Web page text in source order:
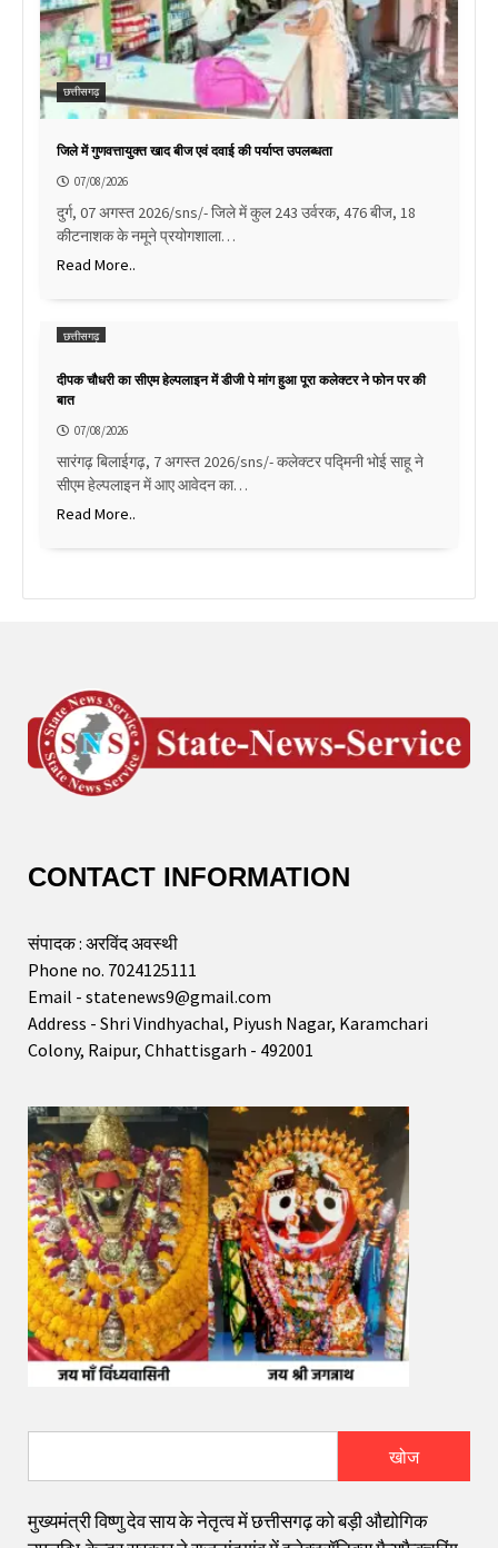
छत्तीसगढ़
जिले में गुणवत्तायुक्त खाद बीज एवं दवाई की पर्याप्त उपलब्धता
07/08/2026
दुर्ग, 07 अगस्त 2026/sns/- जिले में कुल 243 उर्वरक, 476 बीज, 18
कीटनाशक के नमूने प्रयोगशाला…
Read More..
छत्तीसगढ़
दीपक चौधरी का सीएम हेल्पलाइन में डीजी पे मांग हुआ पूरा कलेक्टर ने फोन पर की
बात
07/08/2026
सारंगढ़ बिलाईगढ़, 7 अगस्त 2026/sns/- कलेक्टर पद्मिनी भोई साहू ने
सीएम हेल्पलाइन में आए आवेदन का…
Read More..
CONTACT INFORMATION
संपादक : अरविंद अवस्थी
Phone no. 7024125111
Email - statenews9@gmail.com
Address - Shri Vindhyachal, Piyush Nagar, Karamchari
Colony, Raipur, Chhattisgarh - 492001
खोज
मुख्यमंत्री विष्णु देव साय के नेतृत्व में छत्तीसगढ़ को बड़ी औद्योगिक